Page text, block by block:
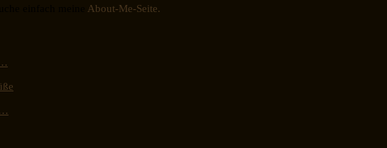
About-Me-Seite.